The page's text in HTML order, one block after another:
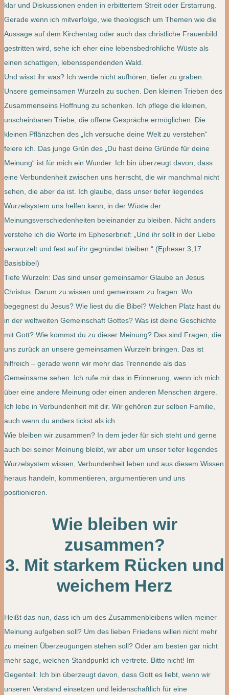
klar und Diskussionen enden in erbittertem Streit oder Erstarrung.
Gerade wenn ich mitverfolge, wie theologisch um Themen wie die
Aussage auf dem Kirchentag oder auch das christliche Frauenbild
gestritten wird, sehe ich eher eine lebensbedrohliche Wüste als
einen schattigen, lebensspendenden Wald.
Und wisst ihr was? Ich werde nicht aufhören, tiefer zu graben.
Unsere gemeinsamen Wurzeln zu suchen. Den kleinen Trieben des
Zusammenseins Hoffnung zu schenken. Ich pflege die kleinen,
unscheinbaren Triebe, die offene Gespräche ermöglichen. Die
kleinen Pflänzchen des „Ich versuche deine Welt zu verstehen“
feiere ich. Das junge Grün des „Du hast deine Gründe für deine
Meinung“ ist für mich ein Wunder. Ich bin überzeugt davon, dass
eine Verbundenheit zwischen uns herrscht, die wir manchmal nicht
sehen, die aber da ist. Ich glaube, dass unser tiefer liegendes
Wurzelsystem uns helfen kann, in der Wüste der
Meinungsverschiedenheiten beieinander zu bleiben. Nicht anders
verstehe ich die Worte im Epheserbrief: „Und ihr sollt in der Liebe
verwurzelt und fest auf ihr gegründet bleiben.“ (Epheser 3,17
Basisbibel)
Tiefe Wurzeln: Das sind unser gemeinsamer Glaube an Jesus
Christus. Darum zu wissen und gemeinsam zu fragen: Wo
begegnest du Jesus? Wie liest du die Bibel? Welchen Platz hast du
in der weltweiten Gemeinschaft Gottes? Was ist deine Geschichte
mit Gott? Wie kommst du zu dieser Meinung? Das sind Fragen, die
uns zurück an unsere gemeinsamen Wurzeln bringen. Das ist
hilfreich – gerade wenn wir mehr das Trennende als das
Gemeinsame sehen. Ich rufe mir das in Erinnerung, wenn ich mich
über eine andere Meinung oder einen anderen Menschen ärgere.
Ich lebe in Verbundenheit mit dir. Wir gehören zur selben Familie,
auch wenn du anders tickst als ich.
Wie bleiben wir zusammen? In dem jeder für sich steht und gerne
auch bei seiner Meinung bleibt, wir aber um unser tiefer liegendes
Wurzelsystem wissen, Verbundenheit leben und aus diesem Wissen
heraus handeln, kommentieren, argumentieren und uns
positionieren.
Wie bleiben wir
zusammen?
3. Mit starkem Rücken und
weichem Herz
Heißt das nun, dass ich um des Zusammenbleibens willen meiner
Meinung aufgeben soll? Um des lieben Friedens willen nicht mehr
zu meinen Überzeugungen stehen soll? Oder am besten gar nicht
mehr sage, welchen Standpunkt ich vertrete. Bitte nicht! Im
Gegenteil: Ich bin überzeugt davon, dass Gott es liebt, wenn wir
unseren Verstand einsetzen und leidenschaftlich für eine